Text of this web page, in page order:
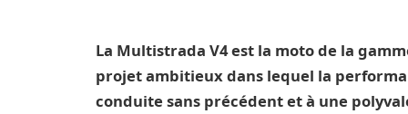
La Multistrada V4 est la moto de la
projet ambitieux dans lequel la
conduite sans précédent et à une